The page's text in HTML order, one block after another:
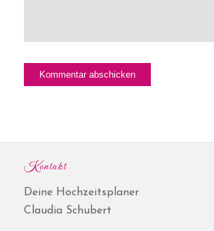
Kontakt
Deine Hochzeitsplaner
Claudia Schubert